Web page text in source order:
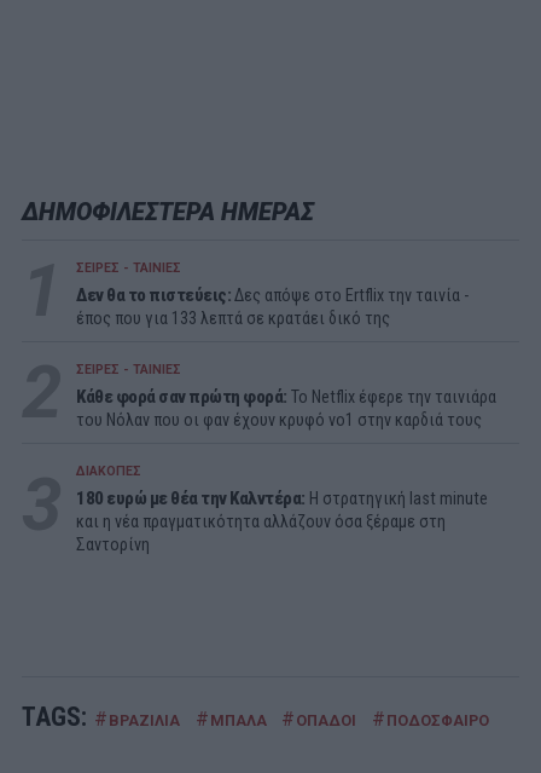
ΔΗΜΟΦΙΛΕΣΤΕΡΑ ΗΜΕΡΑΣ
ΣΕΙΡΕΣ - ΤΑΙΝΙΕΣ
Δεν θα το πιστεύεις:Δες απόψε στο Ertflix την ταινία -
έπος που για 133 λεπτά σε κρατάει δικό της
ΣΕΙΡΕΣ - ΤΑΙΝΙΕΣ
Κάθε φορά σαν πρώτη φορά: Το Netflix έφερε την ταινιάρα
του Νόλαν που οι φαν έχουν κρυφό νο1 στην καρδιά τους
ΔΙΑΚΟΠΕΣ
180 ευρώ με θέα την Καλντέρα: Η στρατηγική last minute
και η νέα πραγματικότητα αλλάζουν όσα ξέραμε στη
Σαντορίνη
TAGS: # ΒΡΑΖΙΛΙΑ # ΜΠΑΛΑ # ΟΠΑΔΟΙ # ΠΟΔΟΣΦΑΙΡΟ